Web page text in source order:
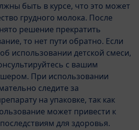
3
за рамки обычного
Органик:
Знак HiPP Organic
гарантирует высочайшее
качество и превосходит
быть в курсе, что это может
грудного молока. После
решение прекратить
то нет пути обратно. Если
использовании детской смеси,
с вашим
При использовании
следите за
на упаковке, так как
может привести к
для здоровья.